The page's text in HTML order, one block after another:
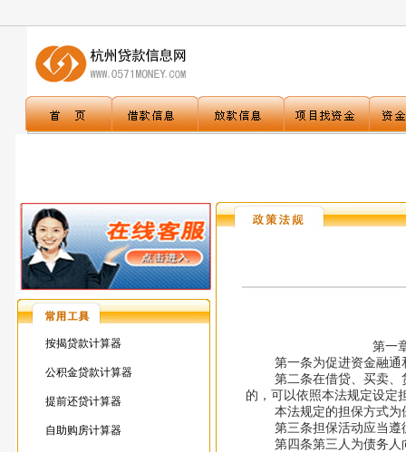
按揭贷款计算器
公积金贷款计算器
提前还贷计算器
自助购房计算器
第一
第一条为促进资金融通和
第二条在借贷、买卖、货
的，可以依照本法规定设定
本法规定的担保方式为
第三条担保活动应当遵循
第四条第三人为债务人向